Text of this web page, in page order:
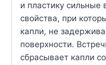
и пластику
свойства, при
капли, не
поверхности.
сбрасывает капли